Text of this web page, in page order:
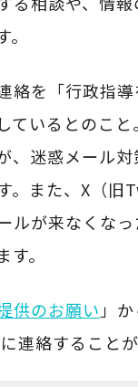
絡を「行政指
ているとのこ
、迷惑メール
。また、X（旧
ルが来なくな
。
供のお願い」
連絡すること